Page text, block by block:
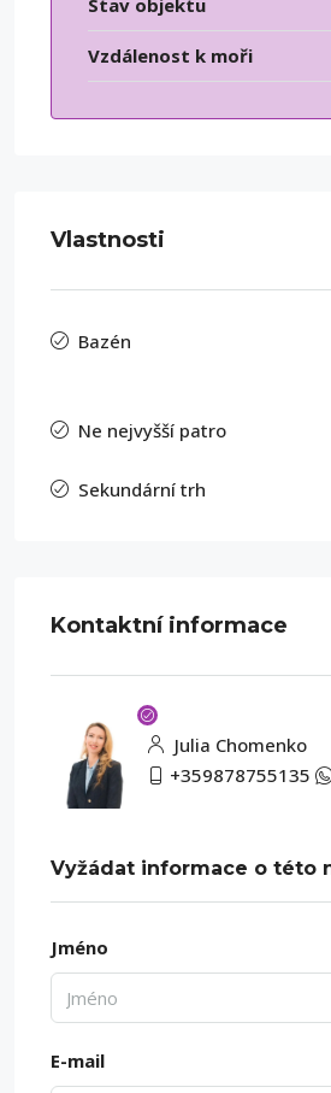
Stav objektu
Vzdálenost k moři
Vlastnosti
Bazén
Ne nejvyšší patro
Sekundární trh
Kontaktní informace
Julia Chomenko
+359878755135
Vyžádat informace o této
Jméno
E-mail